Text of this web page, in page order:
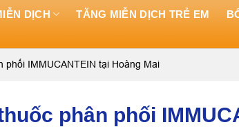
DỊCH TĂNG MIỄN DỊCH TRẺ EM
phối IMMUCANTEIN tại Hoàng Mai
phân phối